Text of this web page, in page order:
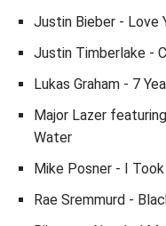
Justin Bieber - Love
Justin Timberlake -
Lukas Graham - 7
Major Lazer
Water
Mike Posner - I
Rae Sremmurd -